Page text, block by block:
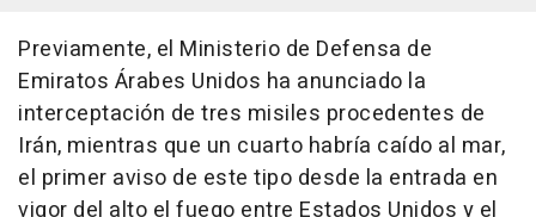
Previamente, el Ministerio de Defensa de
Emiratos Árabes Unidos ha anunciado la
interceptación de tres misiles procedentes de
Irán, mientras que un cuarto habría caído al mar,
el primer aviso de este tipo desde la entrada en